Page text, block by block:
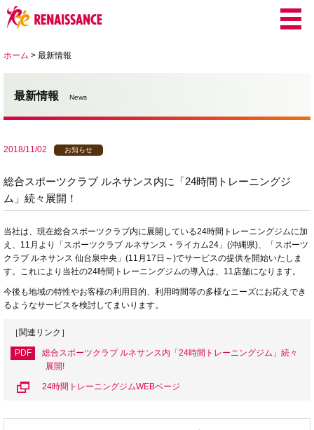
ホーム > 最新情報
最新情報 News
2018/11/02 お知らせ
総合スポーツクラブ ルネサンス内に「24時間トレーニングジ
ム」続々展開！
当社は、現在総合スポーツクラブ内に展開している24時間トレーニングジムに加
え、11月より「スポーツクラブ ルネサンス・ライカム24 」 (沖縄県)、「スポーツ
クラブ ルネサンス 仙台泉中央」(11月17日～)でサービスの提供を開始いたしま
す。これにより当社の24時間トレーニングジムの導入は、11店舗になります。
今後も地域の特性やお客様の利用目的、利用時間等の多様なニーズにお応えでき
るようなサービスを検討してまいります。
［関連リンク］
PDF
総合スポーツクラブ ルネサンス内「24時間トレーニングジム」続々
展開!
24時間トレーニングジムWEBページ